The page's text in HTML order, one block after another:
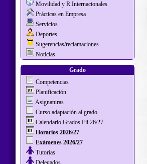
Movilidad y R.Internacionales
Prácticas en Empresa
Servicios
Deportes
Sugerencias/reclamaciones
Noticias
Grado
Competencias
Planificación
Asignaturas
Curso adaptación al grado
Calendario Grados Eii 26/27
Horarios 2026/27
Exámenes 2026/27
Tutorias
Delegados